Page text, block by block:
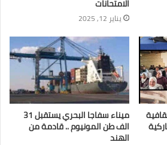
الامتحانات
يناير 12, 2025
ميناء سفاجا البحري يستقبل 31
الف طن المونيوم .. قادمة من
الهند